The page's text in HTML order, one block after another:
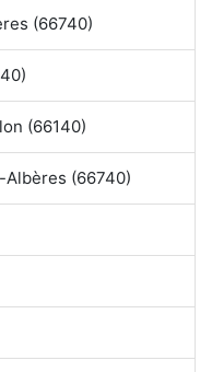
(66740)
(66140)
(66740)